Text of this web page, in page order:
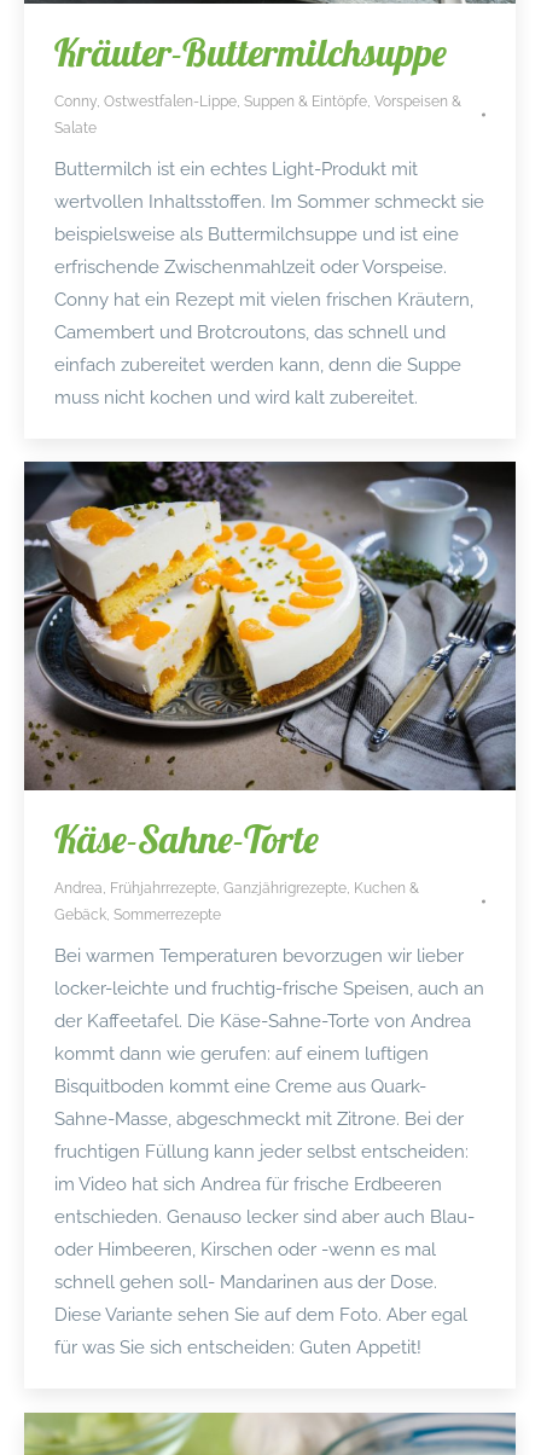
Kräuter-Buttermilchsuppe
Conny Ostwestfalen-Lippe Suppen & Eintöpfe Vorspeisen &
Salate
Buttermilch ist ein echtes Light-Produkt mit
wertvollen Inhaltsstoffen. Im Sommer schmeckt sie
beispielsweise als Buttermilchsuppe und ist eine
erfrischende Zwischenmahlzeit oder Vorspeise.
Conny hat ein Rezept mit vielen frischen Kräutern,
Camembert und Brotcroutons, das schnell und
einfach zubereitet werden kann, denn die Suppe
muss nicht kochen und wird kalt zubereitet.
Käse-Sahne-Torte
Andrea Frühjahrrezepte Ganzjährigrezepte Kuchen &
Gebäck Sommerrezepte
Bei warmen Temperaturen bevorzugen wir lieber
locker-leichte und fruchtig-frische Speisen, auch an
der Kaffeetafel. Die Käse-Sahne-Torte von Andrea
kommt dann wie gerufen: auf einem luftigen
Bisquitboden kommt eine Creme aus Quark-
Sahne-Masse, abgeschmeckt mit Zitrone. Bei der
fruchtigen Füllung kann jeder selbst entscheiden:
im Video hat sich Andrea für frische Erdbeeren
entschieden. Genauso lecker sind aber auch Blau-
oder Himbeeren, Kirschen oder -wenn es mal
schnell gehen soll- Mandarinen aus der Dose.
Diese Variante sehen Sie auf dem Foto. Aber egal
für was Sie sich entscheiden: Guten Appetit!